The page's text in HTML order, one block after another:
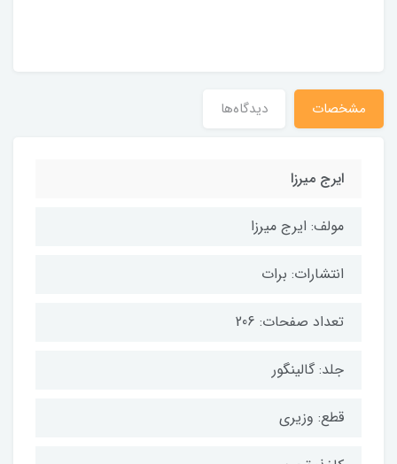
مشخصات دیدگاه‌ها
ایرج میرزا
مولف: ایرج میرزا
انتشارات: برات
تعداد صفحات: 206
جلد: گالینگور
قطع: وزیری